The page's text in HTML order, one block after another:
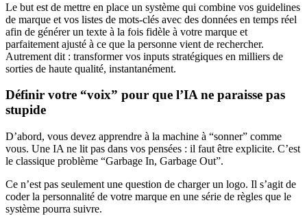
Le but est de mettre en place un système qui combine vos guidelines
de marque et vos listes de mots-clés avec des données en temps réel
afin de générer un texte à la fois fidèle à votre marque et
parfaitement ajusté à ce que la personne vient de rechercher.
Autrement dit : transformer vos inputs stratégiques en milliers de
sorties de haute qualité, instantanément.
Définir votre “voix” pour que l’IA ne paraisse pas
stupide
D’abord, vous devez apprendre à la machine à “sonner” comme
vous. Une IA ne lit pas dans vos pensées : il faut être explicite. C’est
le classique problème “Garbage In, Garbage Out”.
Ce n’est pas seulement une question de charger un logo. Il s’agit de
coder la personnalité de votre marque en une série de règles que le
système pourra suivre.